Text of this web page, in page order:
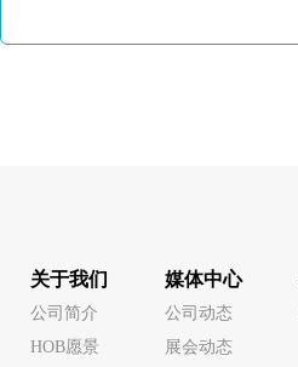
关于我们
公司简介
HOB愿景
媒体中心
公司动态
展会动态